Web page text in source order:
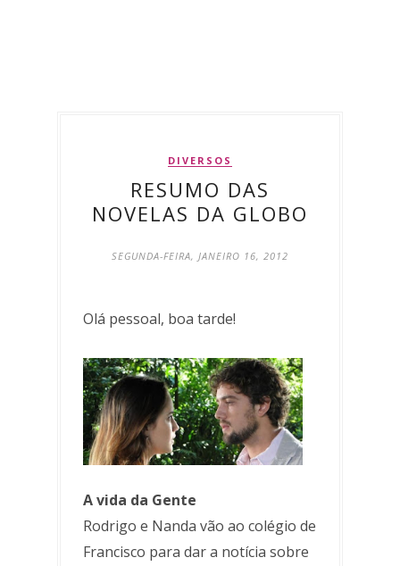
DIVERSOS
RESUMO DAS
NOVELAS DA GLOBO
SEGUNDA-FEIRA, JANEIRO 16, 2012
Olá pessoal, boa tarde!
A vida da Gente
Rodrigo e Nanda vão ao colégio de
Francisco para dar a notícia sobre